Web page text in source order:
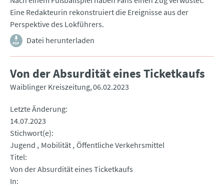
Eine Redakteurin rekonstruiert die Ereignisse aus der
Perspektive des Lokführers.
Datei herunterladen
Von der Absurdität eines Ticketkaufs
Waiblinger Kreiszeitung 06.02.2023
Letzte Änderung
14.07.2023
Stichwort(e)
Jugend
Mobilität Öffentliche Verkehrsmittel
Titel
Von der Absurdität eines Ticketkaufs
In